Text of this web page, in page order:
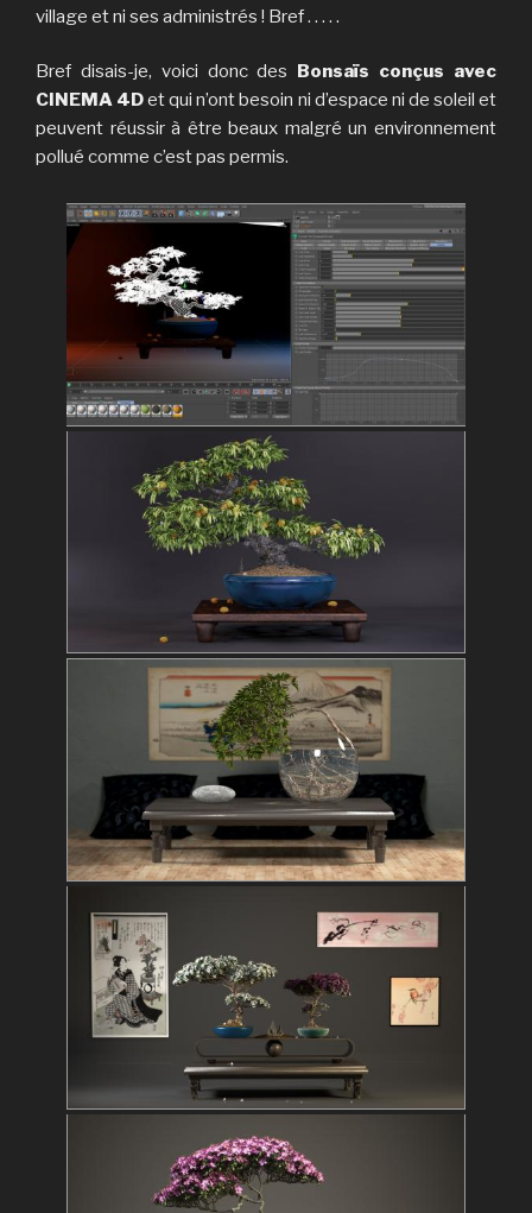
village et ni ses administrés ! Bref . . . . .
Bref disais-je, voici donc des
Bonsaïs conçus avec
CINEMA 4Det qui n’ont besoin ni d’espace ni de soleil et
peuvent réussir à être beaux malgré un environnement
pollué comme c’est pas permis.